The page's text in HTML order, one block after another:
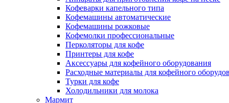
Кофеварки капельного типа
Кофемашины автоматические
Кофемашины рожковые
Кофемолки профессиональные
Перколяторы для кофе
Принтеры для кофе
Аксессуары для кофейного оборудования
Расходные материалы для кофейного
Турки для кофе
Холодильники для молока
Мармит